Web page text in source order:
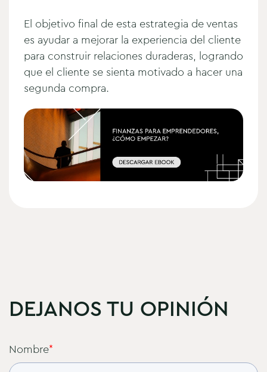
El objetivo final de esta estrategia de ventas
es ayudar a mejorar la experiencia del cliente
para construir relaciones duraderas, logrando
que el cliente se sienta motivado a hacer una
segunda compra.
DEJANOS TU OPINIÓN
Nombre*